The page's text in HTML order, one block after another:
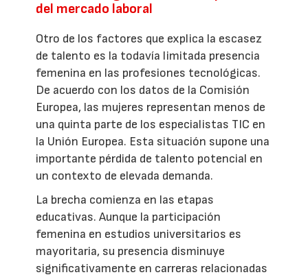
del mercado laboral
Otro de los factores que explica la escasez
de talento es la todavía limitada presencia
femenina en las profesiones tecnológicas.
De acuerdo con los datos de la Comisión
Europea, las mujeres representan menos de
una quinta parte de los especialistas TIC en
la Unión Europea. Esta situación supone una
importante pérdida de talento potencial en
un contexto de elevada demanda.
La brecha comienza en las etapas
educativas. Aunque la participación
femenina en estudios universitarios es
mayoritaria, su presencia disminuye
significativamente en carreras relacionadas